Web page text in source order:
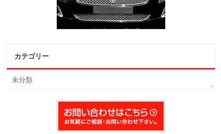
カテゴリー
未分類